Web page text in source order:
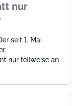
nur
seit 1. Mai
nur teilweise an